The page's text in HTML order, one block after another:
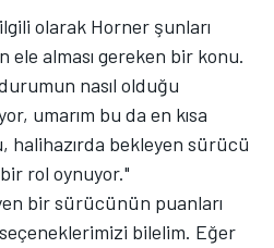
olarak Horner şunları
ele alması gereken bir konu.
nasıl olduğu
umarım bu da en kısa
halihazırda bekleyen sürücü
rol oynuyor."
bir sürücünün puanları
bilelim. Eğer